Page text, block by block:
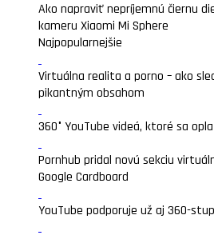
Ako napraviť nepríjemnú čiernu
kameru Xiaomi Mi Sphere
Najpopularnejšie
Virtuálna realita a porno – ako
pikantným obsahom
360° YouTube videá, ktoré sa
Pornhub pridal novú sekciu
Google Cardboard
YouTube podporuje už aj 360-